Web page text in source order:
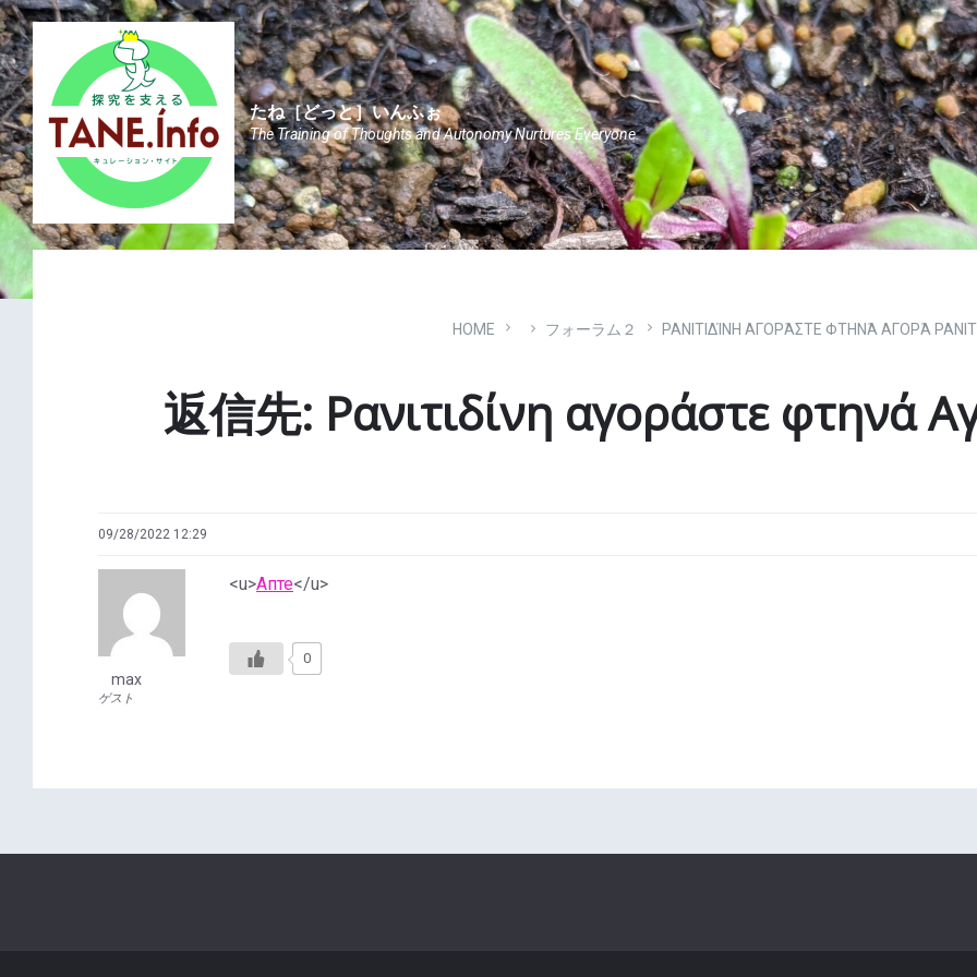
Skip
to
content
Skip
to
main
navigation
Skip
to
footer
たね［どっと］いんふぉ
The Training of Thoughts and Autonomy Nurtures Everyone.
HOME フォーラム２ ΡΑΝΙΤΙΔΊΝΗ ΑΓΟΡΆΣΤΕ ΦΤΗΝΆ ΑΓΟΡΆ
返信先: Ρανιτιδίνη αγοράστε φτηνά
09/28/2022 12:29
max
ゲスト
<u>Апте</u>
0